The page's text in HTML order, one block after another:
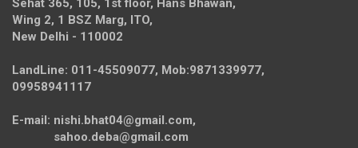
Sehat 365, 105, 1st floor, Hans Bhawan,
Wing 2, 1 BSZ Marg, ITO,
New Delhi - 110002
LandLine: 011-45509077, Mob:9871339977,
09958941117
E-mail: nishi.bhat04@gmail.com,
sahoo.deba@gmail.com